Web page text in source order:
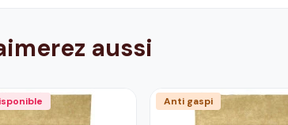
aussi
Anti gaspi